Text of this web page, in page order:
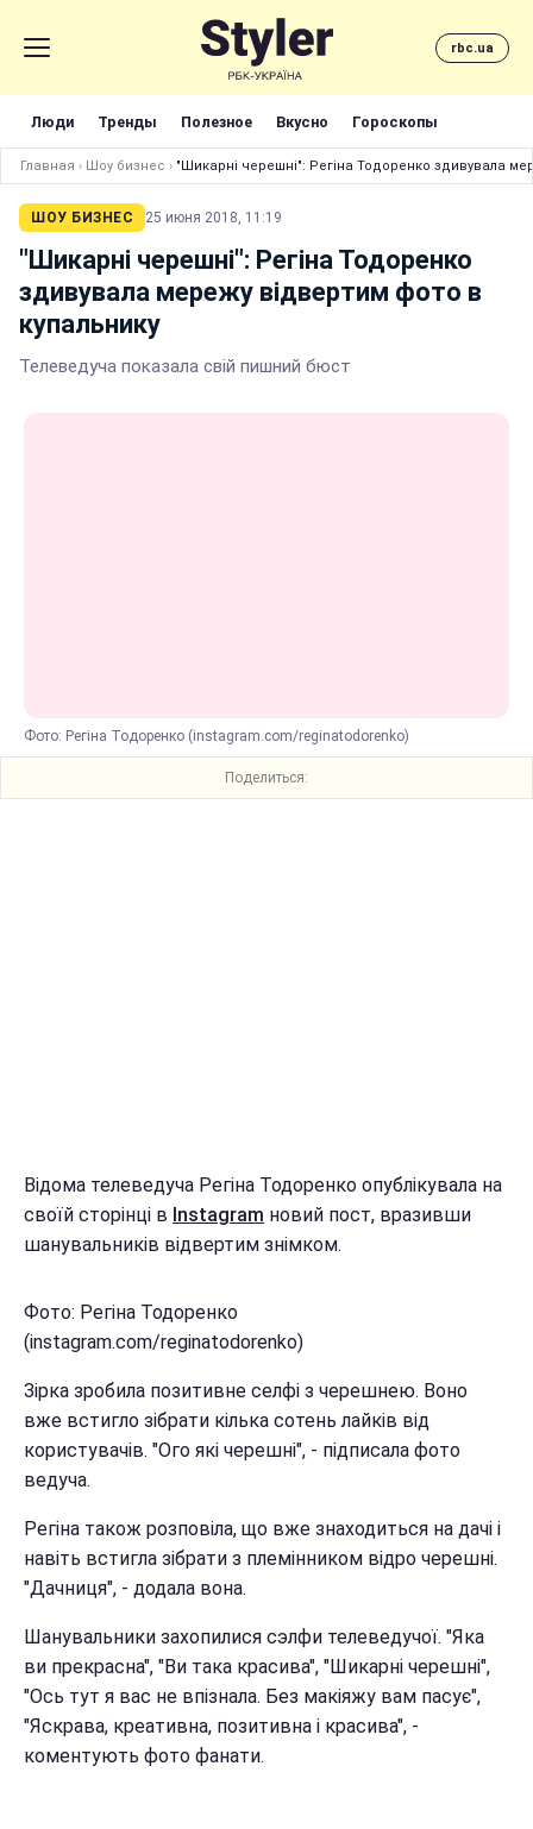
rbc.ua
Люди Тренды Полезное Вкусно Гороскопы
Главная › Шоу бизнес › "Шикарні черешні": Регіна Тодоренко здивувала
ШОУ БИЗНЕС 25 июня 2018, 11:19
"Шикарні черешні": Регіна Тодоренко
здивувала мережу відвертим фото в
купальнику
Телеведуча показала свій пишний бюст
Фото: Регіна Тодоренко (instagram.com/reginatodorenko)
Поделиться:
Відома телеведуча Регіна Тодоренко опублікувала на
своїй сторінці в Instagram новий пост, вразивши
шанувальників відвертим знімком.
Фото: Регіна Тодоренко
(instagram.com/reginatodorenko)
Зірка зробила позитивне селфі з черешнею. Воно
вже встигло зібрати кілька сотень лайків від
користувачів. "Ого які черешні", - підписала фото
ведуча.
Регіна також розповіла, що вже знаходиться на дачі і
навіть встигла зібрати з племінником відро черешні.
"Дачниця", - додала вона.
Шанувальники захопилися сэлфи телеведучої. "Яка
ви прекрасна", "Ви така красива", "Шикарні черешні",
"Ось тут я вас не впізнала. Без макіяжу вам пасує",
"Яскрава, креативна, позитивна і красива", -
коментують фото фанати.